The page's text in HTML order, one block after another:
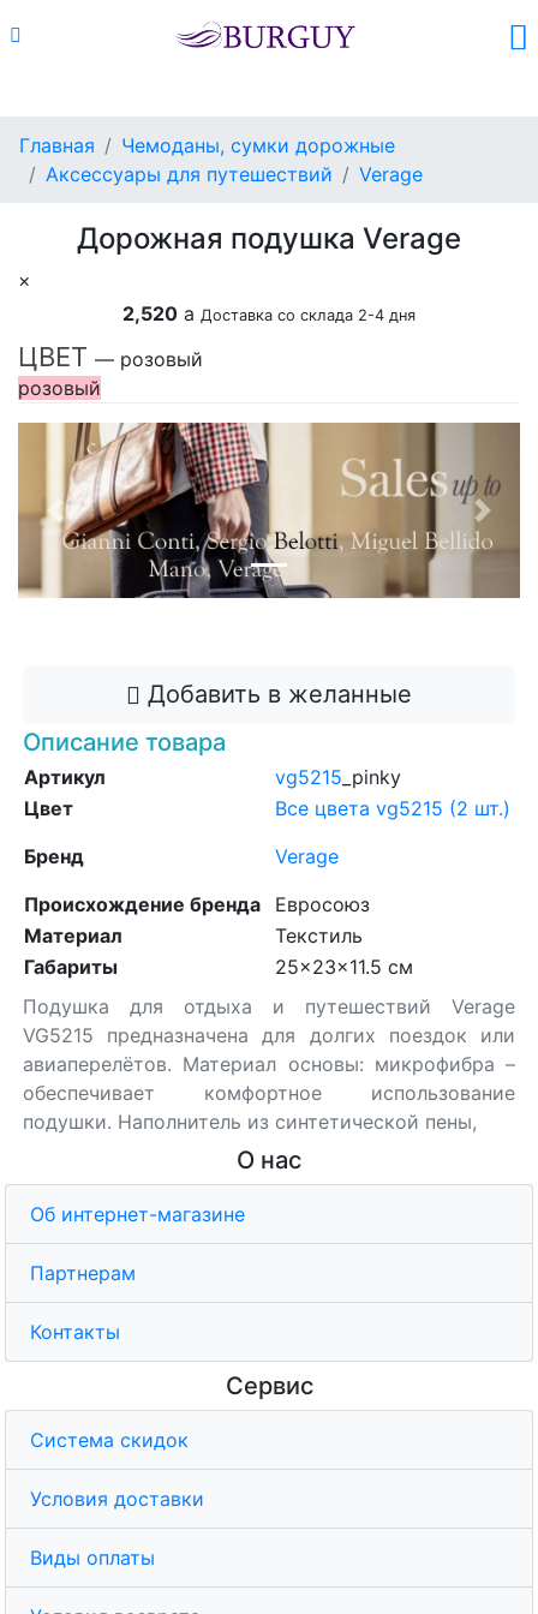
Главная
Чемоданы, сумки дорожные
Аксессуары для путешествий
Verage
Дорожная подушка Verage
×
2,520 a Доставка со склада 2-4 дня
ЦВЕТ — розовый
розовый
Previous Next
Добавить в желанные
Описание товара
Артикул vg5215 _pinky
Цвет
Все цвета vg5215 (2 шт.)
Бренд
Verage
Происхождение бренда
Евросоюз
Материал
Текстиль
Габариты
25x23x11.5 см
Подушка для отдыха и путешествий Verage
VG5215 предназначена для долгих поездок или
авиаперелётов. Материал основы: микрофибра –
обеспечивает комфортное использование
подушки. Наполнитель из синтетической пены,
О нас
Об интернет-магазине
Партнерам
Контакты
Сервис
Система скидок
Условия доставки
Виды оплаты